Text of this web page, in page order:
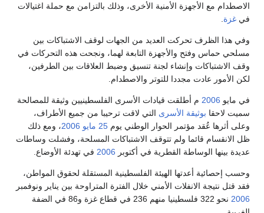
الاصطدام مع الأجهزة الأمنية الأخرى، وذلك بالتزامن مع حملة اغتيالات
في غزة
وفي هذا الظرف تحركت العديد من الجهات لوقف الاشتباكات بين
مسلحي حماس وفتح والأجهزة التابعة لهما، ونجحت هذه التحركات في
وقف الاشتباكات وإنشاء لجنة تنسيق وضبط العلاقات بين الطرفين،
لكن الأمور عادت مجددا للتوتر والاصطدام.
في مايو 2006 م أطلقت قيادات الأسرى الفلسطينيين وثيقة للمصالحة
سميت لاحقا بوثيقة الأسرى التي لاقت ترحيبا من جميع الأطراف،
وعلى أثرها عُقد مؤتمر الحوار الوطني يوم 25 مايو 2006، ومع ذلك
ظل الانقسام قائما ولم تتوقف الاشتباكات المسلحة، وفشلت وساطات
عديدة بينها الوساطة القطرية في أكتوبر 2006 في تهدئة الأوضاع.
وحسب إحصائية أعدتها الهيئة الفلسطينية المستقلة لحقوق المواطن،
فقد قتل نتيجة الانفلات الأمني خلال الفترة المتراوحة بين يناير ونوفمبر
2006
نحو 322 فلسطينيا منهم 236 في قطاع غزة و86 في الضفة